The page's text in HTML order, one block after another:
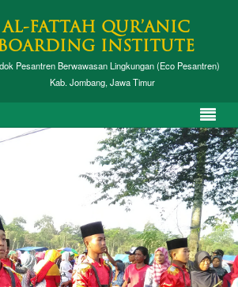
AL-FATTAH QUR’ANIC
INSTITUTE
Pesantren Berwawasan Lingkungan (Eco Pesantren)
Kab. Jombang, Jawa Timur